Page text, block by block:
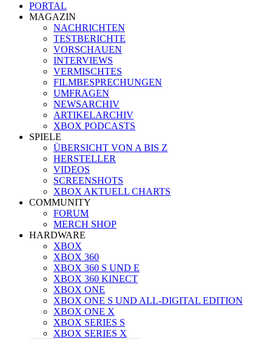
PORTAL
MAGAZIN
NACHRICHTEN
TESTBERICHTE
VORSCHAUEN
INTERVIEWS
VERMISCHTES
FILMBESPRECHUNGEN
UMFRAGEN
NEWSARCHIV
ARTIKELARCHIV
XBOX PODCASTS
SPIELE
ÜBERSICHT VON A BIS Z
HERSTELLER
VIDEOS
SCREENSHOTS
XBOX AKTUELL CHARTS
COMMUNITY
FORUM
MERCH SHOP
HARDWARE
XBOX
XBOX 360
XBOX 360 S UND E
XBOX 360 KINECT
XBOX ONE
XBOX ONE S UND ALL-DIGITAL EDITION
XBOX ONE X
XBOX SERIES S
XBOX SERIES X